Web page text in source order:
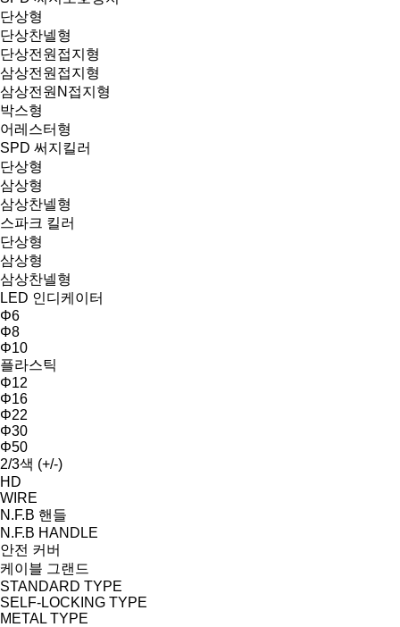
단상형
단상찬넬형
단상전원접지형
삼상전원접지형
삼상전원N접지형
박스형
어레스터형
SPD 써지킬러
단상형
삼상형
삼상찬넬형
스파크 킬러
단상형
삼상형
삼상찬넬형
LED 인디케이터
Φ6
Φ8
Φ10
플라스틱
Φ12
Φ16
Φ22
Φ30
Φ50
2/3색 (+/-)
HD
WIRE
N.F.B 핸들
N.F.B HANDLE
안전 커버
케이블 그랜드
STANDARD TYPE
SELF-LOCKING TYPE
METAL TYPE